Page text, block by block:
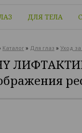
ДЛЯ ТЕЛА
Каталог » Для глаз » Уход